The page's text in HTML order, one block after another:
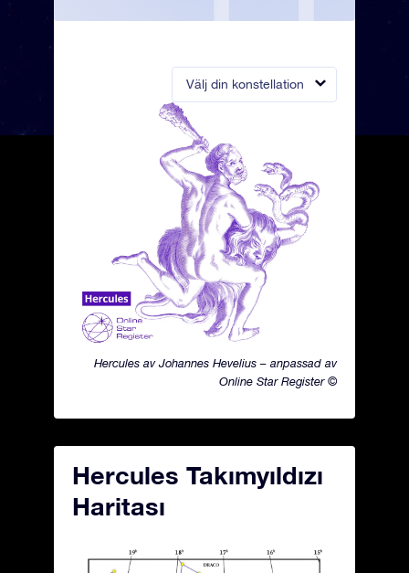
Välj din konstellation
Hercules av Johannes Hevelius – anpassad av
Online Star Register ©
Hercules Takımyıldızı
Haritası